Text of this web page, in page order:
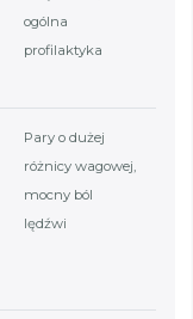
ogólna
profilaktyka
Pary o dużej
różnicy wagowej,
mocny ból
lędźwi